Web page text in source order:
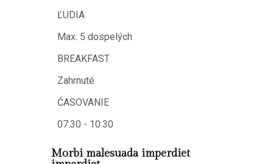
ĽUDIA
Max. 5 dospelých
BREAKFAST
Zahrnuté
ČASOVANIE
07:30 - 10:30
Morbi malesuada imperdiet